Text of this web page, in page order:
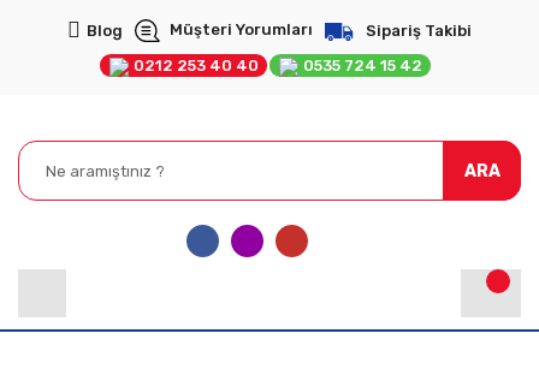
Blog Müşteri Yorumları
Sipariş Takibi
0212 253 40 40
0535 724 15 42
ARA